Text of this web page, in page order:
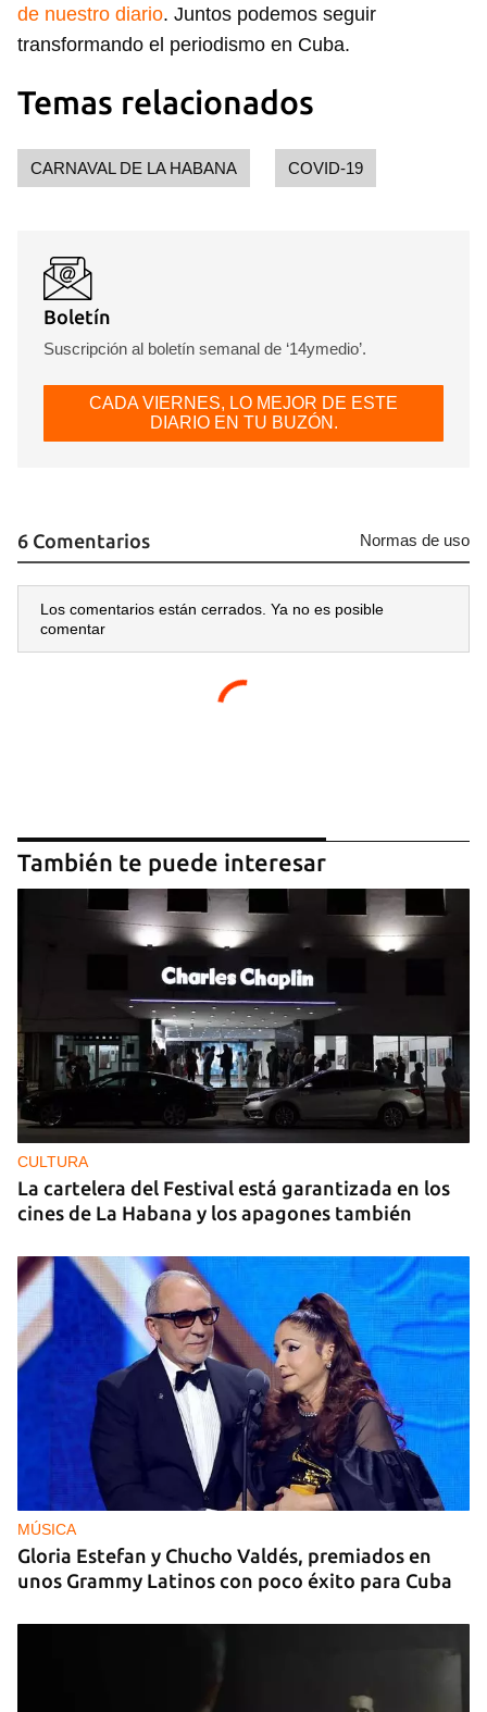
Para poder guardar como favorito, primero has de
iniciar sesión con tu cuenta de 14ymedio.
INICIAR SESIÓN
de nuestro diario. Juntos podemos seguir
transformando el periodismo en Cuba.
Temas relacionados
CARNAVAL DE LA HABANA COVID-19
Boletín
Suscripción al boletín semanal de ‘14ymedio’.
CADA VIERNES, LO MEJOR DE ESTE
DIARIO EN TU BUZÓN.
6 Comentarios Normas de uso
Los comentarios están cerrados. Ya no es posible
comentar
También te puede interesar
CULTURA
La cartelera del Festival está garantizada en los
cines de La Habana y los apagones también
MÚSICA
Gloria Estefan y Chucho Valdés, premiados en
unos Grammy Latinos con poco éxito para Cuba